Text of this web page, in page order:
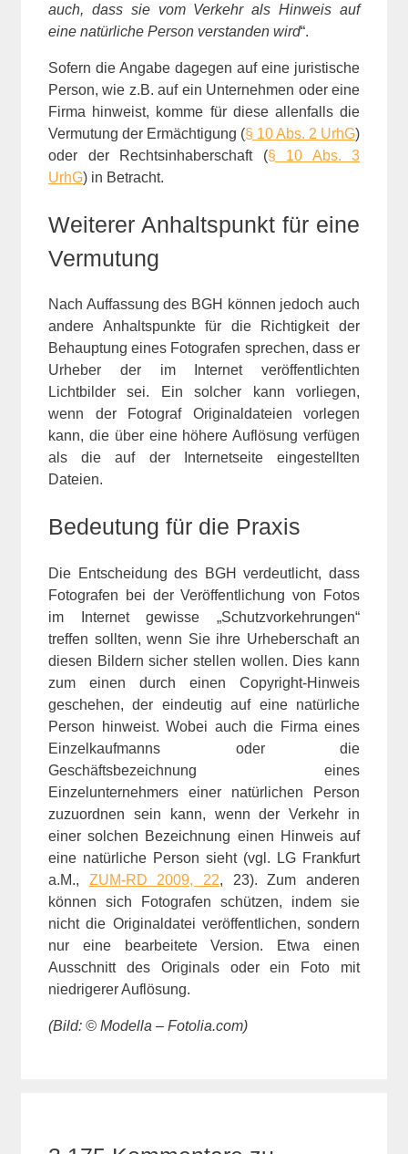
auch, dass sie vom Verkehr als Hinweis auf
eine natürliche Person verstanden wird“.
Sofern die Angabe dagegen auf eine juristische
Person, wie z.B. auf ein Unternehmen oder eine
Firma hinweist, komme für diese allenfalls die
Vermutung der Ermächtigung (§ 10 Abs. 2 UrhG)
oder der Rechtsinhaberschaft (§ 10 Abs. 3
UrhG) in Betracht.
Weiterer Anhaltspunkt für eine
Vermutung
Nach Auffassung des BGH können jedoch auch
andere Anhaltspunkte für die Richtigkeit der
Behauptung eines Fotografen sprechen, dass er
Urheber der im Internet veröffentlichten
Lichtbilder sei. Ein solcher kann vorliegen,
wenn der Fotograf Originaldateien vorlegen
kann, die über eine höhere Auflösung verfügen
als die auf der Internetseite eingestellten
Dateien.
Bedeutung für die Praxis
Die Entscheidung des BGH verdeutlicht, dass
Fotografen bei der Veröffentlichung von Fotos
im Internet gewisse „Schutzvorkehrungen“
treffen sollten, wenn Sie ihre Urheberschaft an
diesen Bildern sicher stellen wollen. Dies kann
zum einen durch einen Copyright-Hinweis
geschehen, der eindeutig auf eine natürliche
Person hinweist. Wobei auch die Firma eines
Einzelkaufmanns oder die
Geschäftsbezeichnung eines
Einzelunternehmers einer natürlichen Person
zuzuordnen sein kann, wenn der Verkehr in
einer solchen Bezeichnung einen Hinweis auf
eine natürliche Person sieht (vgl. LG Frankfurt
a.M., ZUM-RD 2009, 22, 23). Zum anderen
können sich Fotografen schützen, indem sie
nicht die Originaldatei veröffentlichen, sondern
nur eine bearbeitete Version. Etwa einen
Ausschnitt des Originals oder ein Foto mit
niedrigerer Auflösung.
(Bild: © Modella – Fotolia.com)